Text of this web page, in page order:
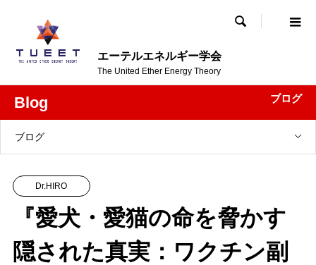
エーテルエネルギー学会
The United Ether Energy Theory

Blog ブログ
ブログ
Dr.HIRO
『愛犬・愛猫の命を脅かす
隠された真実：ワクチン副